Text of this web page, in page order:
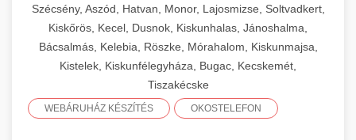
Szécsény, Aszód, Hatvan, Monor, Lajosmizse, Soltvadkert,
Kiskőrös, Kecel, Dusnok, Kiskunhalas, Jánoshalma,
Bácsalmás, Kelebia, Röszke, Mórahalom, Kiskunmajsa,
Kistelek, Kiskunfélegyháza, Bugac, Kecskemét,
Tiszakécske
WEBÁRUHÁZ KÉSZÍTÉS OKOSTELEFON